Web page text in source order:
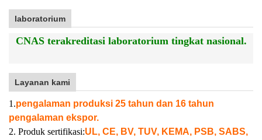
laboratorium
CNAS terakreditasi laboratorium tingkat nasional.
Layanan kami
1.pengalaman produksi 25 tahun dan 16 tahun
pengalaman ekspor.
2. Produk sertifikasi:UL, CE, BV, TUV, KEMA, PSB, SABS,